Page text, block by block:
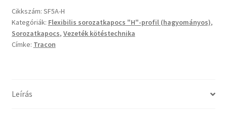
Cikkszám: SF5A-H
Kategóriák: Flexibilis sorozatkapocs "H"-profil (hagyományos),
Sorozatkapocs, Vezeték kötéstechnika
Címke: Tracon
Leírás